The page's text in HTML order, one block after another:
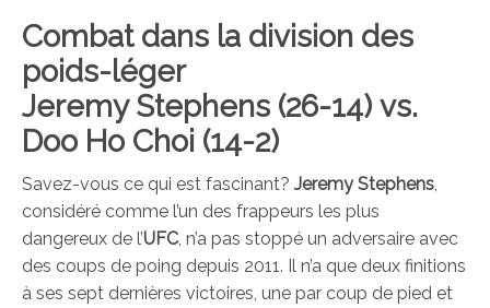
Combat dans la division des
poids-léger
Jeremy Stephens (26-14) vs.
Doo Ho Choi (14-2)
Savez-vous ce qui est fascinant? Jeremy Stephens
considéré comme l’un des frappeurs les plus
dangereux de l’UFC , n’a pas stoppé un adversaire avec
des coups de poing depuis 2011. Il n’a que deux finitions
à ses sept dernières victoires, une par coup de pied et